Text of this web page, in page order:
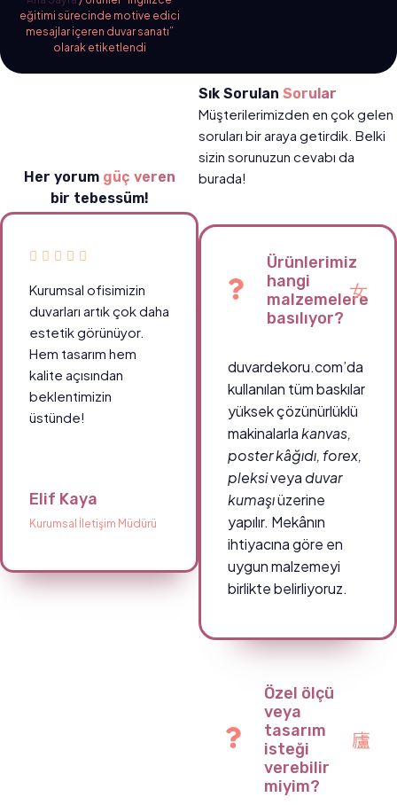
eğitimi sürecinde motive edici
mesajlar içeren duvar sanatı”
olarak etiketlendi
Her yorum güç veren
bir tebessüm!
Kurumsal ofisimizin
duvarları artık çok daha
estetik görünüyor.
Hem tasarım hem
kalite açısından
beklentimizin
üstünde!
Elif Kaya
Kurumsal İletişim Müdürü
Sık Sorulan Sorular
Müşterilerimizden en çok gelen
soruları bir araya getirdik. Belki
sizin sorunuzun cevabı da
burada!
Ürünlerimiz
hangi
malzemelere
basılıyor?
duvardekoru.com’da
kullanılan tüm baskılar
yüksek çözünürlüklü
makinalarlakanvas,
poster kâğıdı, forex,
pleksiveya duvar
kumaşıüzerine
yapılır. Mekânın
ihtiyacına göre en
uygun malzemeyi
birlikte belirliyoruz.
Özel ölçü
veya
tasarım
isteği
verebilir
miyim?